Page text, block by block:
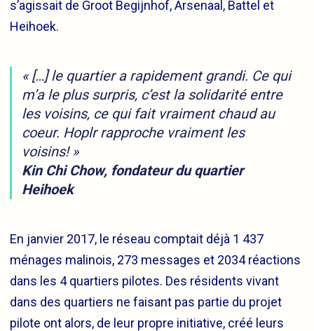
s’agissait de Groot Begijnhof, Arsenaal, Battel et
Heihoek.
« […] le quartier a rapidement grandi. Ce qui
m’a le plus surpris, c’est la solidarité entre
les voisins, ce qui fait vraiment chaud au
coeur. Hoplr rapproche vraiment les
voisins! »
Kin Chi Chow, fondateur du quartier
Heihoek
En janvier 2017, le réseau comptait déjà 1 437
ménages malinois, 273 messages et 2034 réactions
dans les 4 quartiers pilotes. Des résidents vivant
dans des quartiers ne faisant pas partie du projet
pilote ont alors, de leur propre initiative, créé leurs